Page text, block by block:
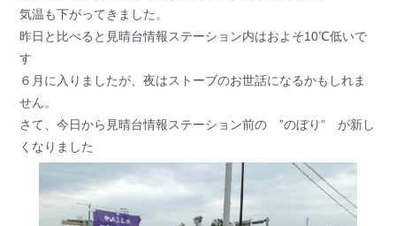
気温も下がってきました。
昨日と比べると見晴台情報ステーション内はおよそ10℃低いで
す
６月に入りましたが、夜はストーブのお世話になるかもしれま
せん。
さて、今日から見晴台情報ステーション前の ”のぼり” が新し
くなりました